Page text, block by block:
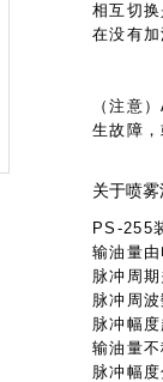
相互切
在没有
（注意
生故障，
关于喷
PS-255
输油量
脉冲周
脉冲周
脉冲幅
输油量不
脉冲幅